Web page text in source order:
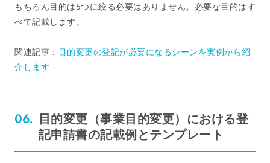
もちろん目的は5つに絞る必要はありません。必要な目的はす
べて記載します。
関連記事： 目的変更の登記が必要になるシーンを実例から紹
介します
目的変更（事業目的変更）における登
記申請書の記載例とテンプレート